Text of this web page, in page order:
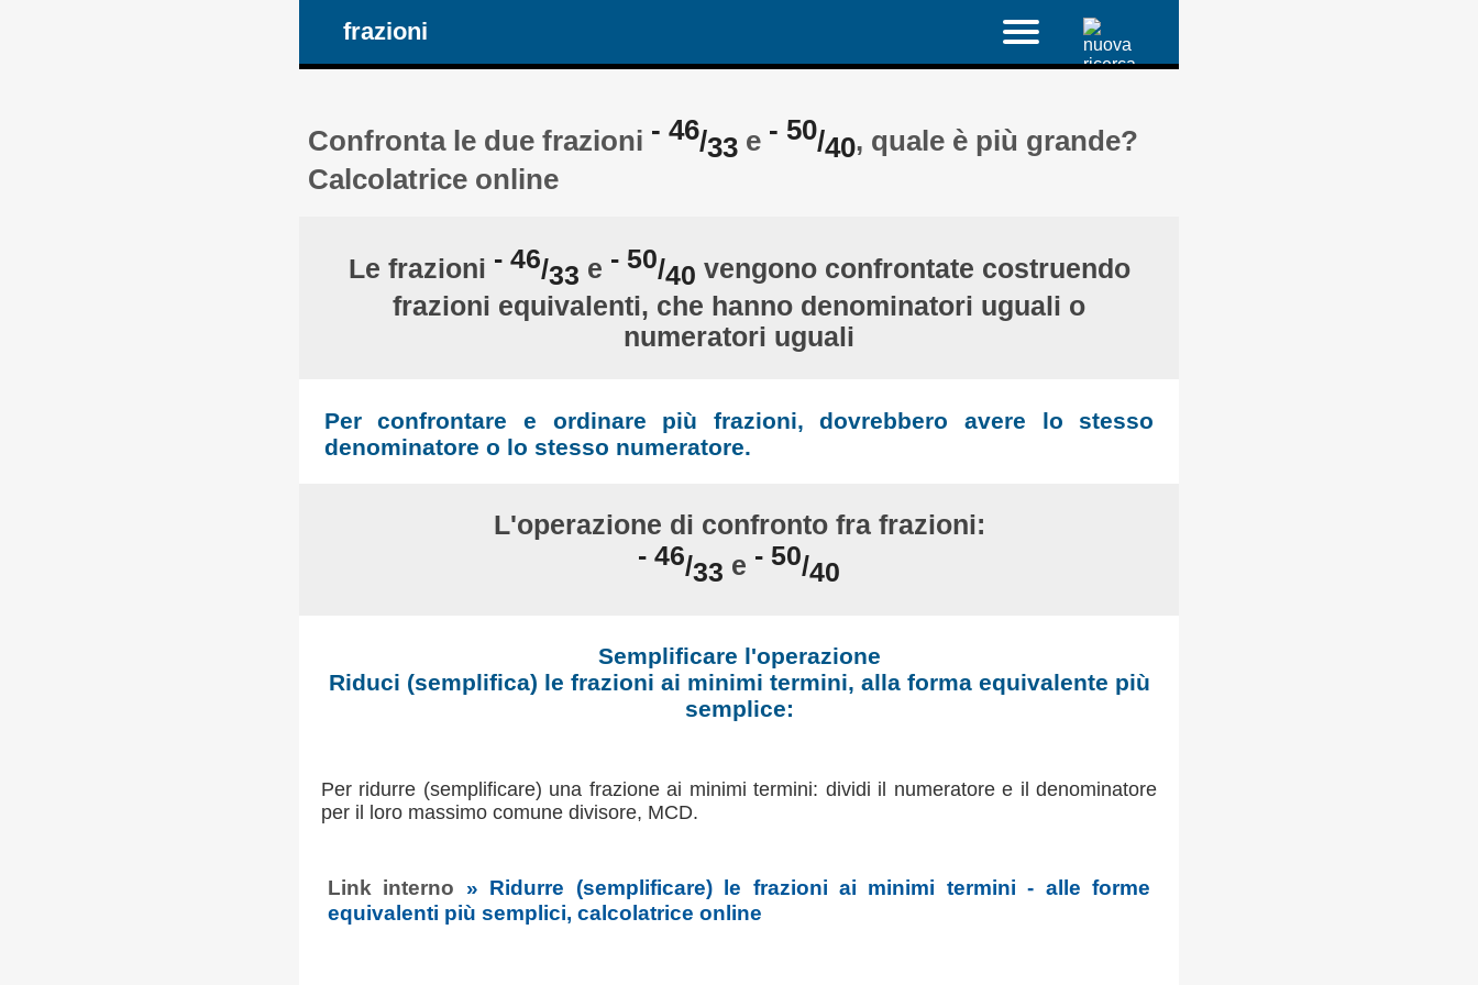
frazioni
Confronta le due frazioni - 46/33 e - 50/40, quale è più grande?
Calcolatrice online
Le frazioni - 46/33 e - 50/40 vengono confrontate costruendo
frazioni equivalenti, che hanno denominatori uguali o
numeratori uguali
Per confrontare e ordinare più frazioni, dovrebbero avere lo stesso
denominatore o lo stesso numeratore.
L'operazione di confronto fra frazioni:
- 46/33 e - 50/40
Semplificare l'operazione
Riduci (semplifica) le frazioni ai minimi termini, alla forma equivalente più
semplice:
Per ridurre (semplificare) una frazione ai minimi termini: dividi il numeratore e il denominatore
per il loro massimo comune divisore, MCD.
Link interno » Ridurre (semplificare) le frazioni ai minimi termini - alle forme
equivalenti più semplici, calcolatrice online